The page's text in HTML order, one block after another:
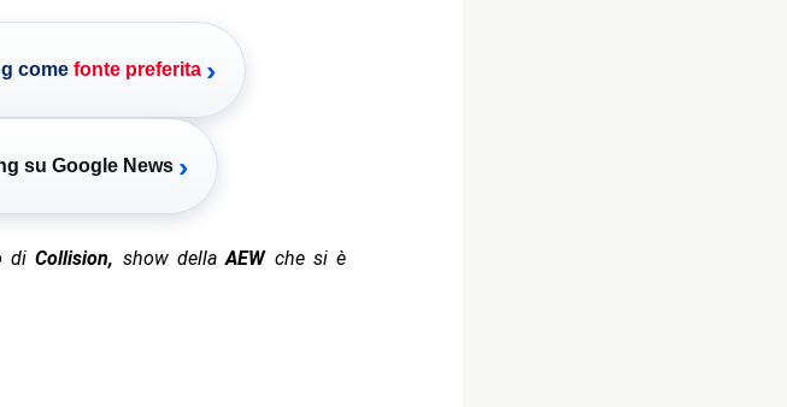
come fonte preferita ›
su Google News ›
diCollision, show dellaAEWche si è